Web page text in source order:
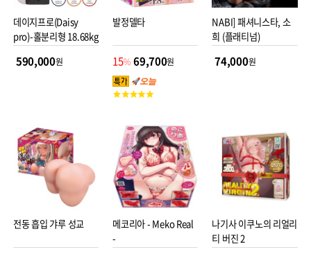
데이지프로(Daisy
pro)-홀분리형 18.68kg
590,000원
발정델타
15% 69,700원
고
NABI] 패셔니스타, 소
희 (플래티넘)
74,000원
전동 흡입 갸루 성교
메코리아 - Meko Real
-
나기사 이쿠노의 리얼리
티 버진 2